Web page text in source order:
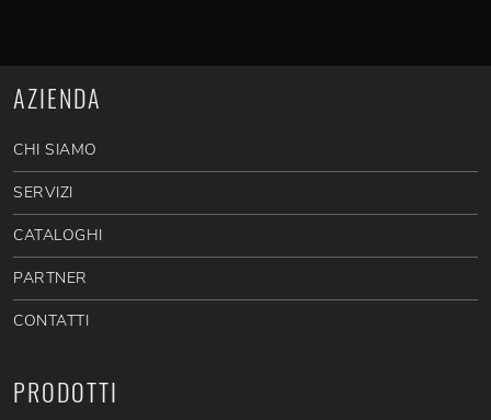
AZIENDA
CHI SIAMO
SERVIZI
CATALOGHI
PARTNER
CONTATTI
PRODOTTI